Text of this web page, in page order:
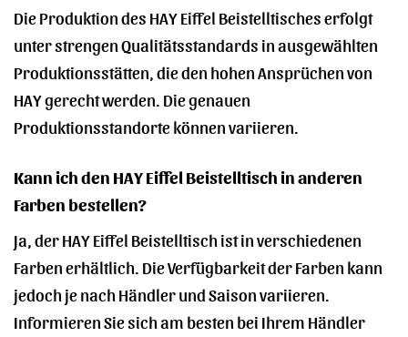
Die Produktion des HAY Eiffel Beistelltisches erfolgt
unter strengen Qualitätsstandards in ausgewählten
Produktionsstätten, die den hohen Ansprüchen von
HAY gerecht werden. Die genauen
Produktionsstandorte können variieren.
Kann ich den HAY Eiffel Beistelltisch in anderen
Farben bestellen?
Ja, der HAY Eiffel Beistelltisch ist in verschiedenen
Farben erhältlich. Die Verfügbarkeit der Farben kann
jedoch je nach Händler und Saison variieren.
Informieren Sie sich am besten bei Ihrem Händler